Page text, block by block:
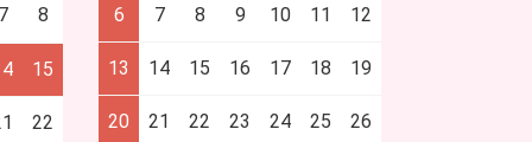
8
15
22
6 7 8 9 10 11 12
13 14 15 16 17 18 19
20 21 22 23 24 25 26